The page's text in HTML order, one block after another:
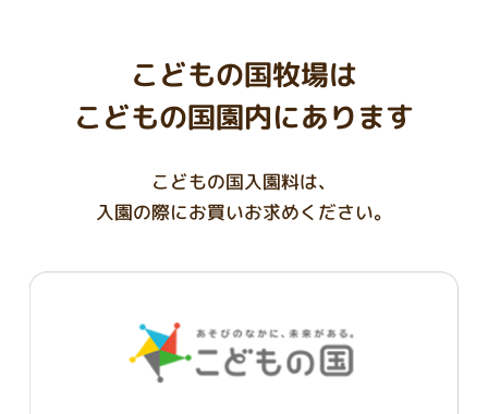
こどもの国牧場は
こどもの国園内にあります
こどもの国入園料は、
入園の際にお買いお求めください。